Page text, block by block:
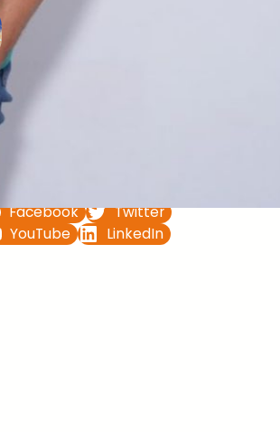
Bimbel UTBK SNBT di Teluk
Bintuni Gratis Terbaik
Facebook
Twitter
YouTube
LinkedIn